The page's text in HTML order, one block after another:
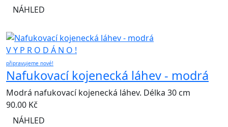
NÁHLED
V Y P R O D Á N O !
připravujeme nové!
Nafukovací kojenecká láhev - modrá
Modrá nafukovací kojenecká láhev. Délka 30 cm
90.00 Kč
NÁHLED